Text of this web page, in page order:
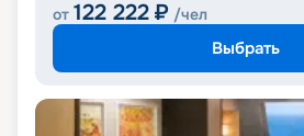
от 122 222 ₽ /чел
Выбрать